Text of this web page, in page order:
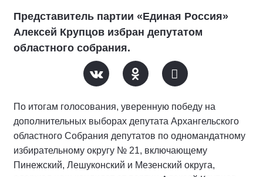
Представитель партии «Единая Россия»
Алексей Крупцов избран депутатом
областного собрания.
По итогам голосования, уверенную победу на
дополнительных выборах депутата Архангельского
областного Собрания депутатов по одномандатному
избирательному округу № 21, включающему
Пинежский, Лешуконский и Мезенский округа,